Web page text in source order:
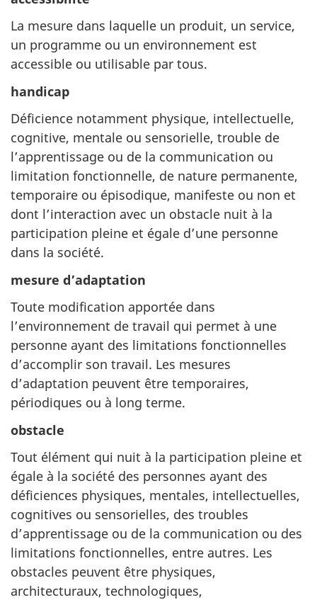
La mesure dans laquelle un produit, un service,
un programme ou un environnement est
accessible ou utilisable par tous.
handicap
Déficience notamment physique, intellectuelle,
cognitive, mentale ou sensorielle, trouble de
l’apprentissage ou de la communication ou
limitation fonctionnelle, de nature permanente,
temporaire ou épisodique, manifeste ou non et
dont l’interaction avec un obstacle nuit à la
participation pleine et égale d’une personne
dans la société.
mesure d’adaptation
Toute modification apportée dans
l’environnement de travail qui permet à une
personne ayant des limitations fonctionnelles
d’accomplir son travail. Les mesures
d’adaptation peuvent être temporaires,
périodiques ou à long terme.
obstacle
Tout élément qui nuit à la participation pleine et
égale à la société des personnes ayant des
déficiences physiques, mentales, intellectuelles,
cognitives ou sensorielles, des troubles
d’apprentissage ou de la communication ou des
limitations fonctionnelles, entre autres. Les
obstacles peuvent être physiques,
architecturaux, technologiques,